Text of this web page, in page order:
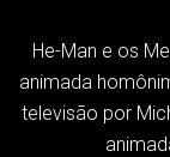
He-Man e os
animada
televisão por